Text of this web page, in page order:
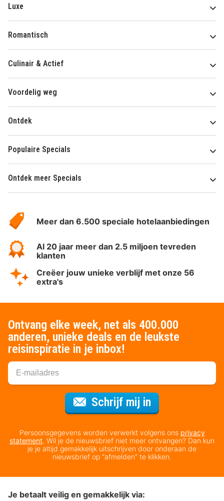
Luxe
Romantisch
Culinair & Actief
Voordelig weg
Ontdek
Populaire Specials
Ontdek meer Specials
HotelSpecials
Meer dan 6.500 speciale hotelaanbiedingen
Al 20 jaar meer dan 2.5 miljoen tevreden
klanten
Creëer jouw unieke verblijf met onze 56
extra's
Ontvang elke week, net als 400.000
anderen, unieke deals en de leukste
reisinspiratie in je inbox!
Schrijf mij in
Persoonsgegevens worden verwerkt volgens ons privacy
statement. Wil je de nieuwsbrief niet meer ontvangen? Dan kun
je je altijd gemakkelijk uitschrijven door onderaan de
nieuwsbrief op “afmelden” te klikken.
Je betaalt veilig en gemakkelijk via: